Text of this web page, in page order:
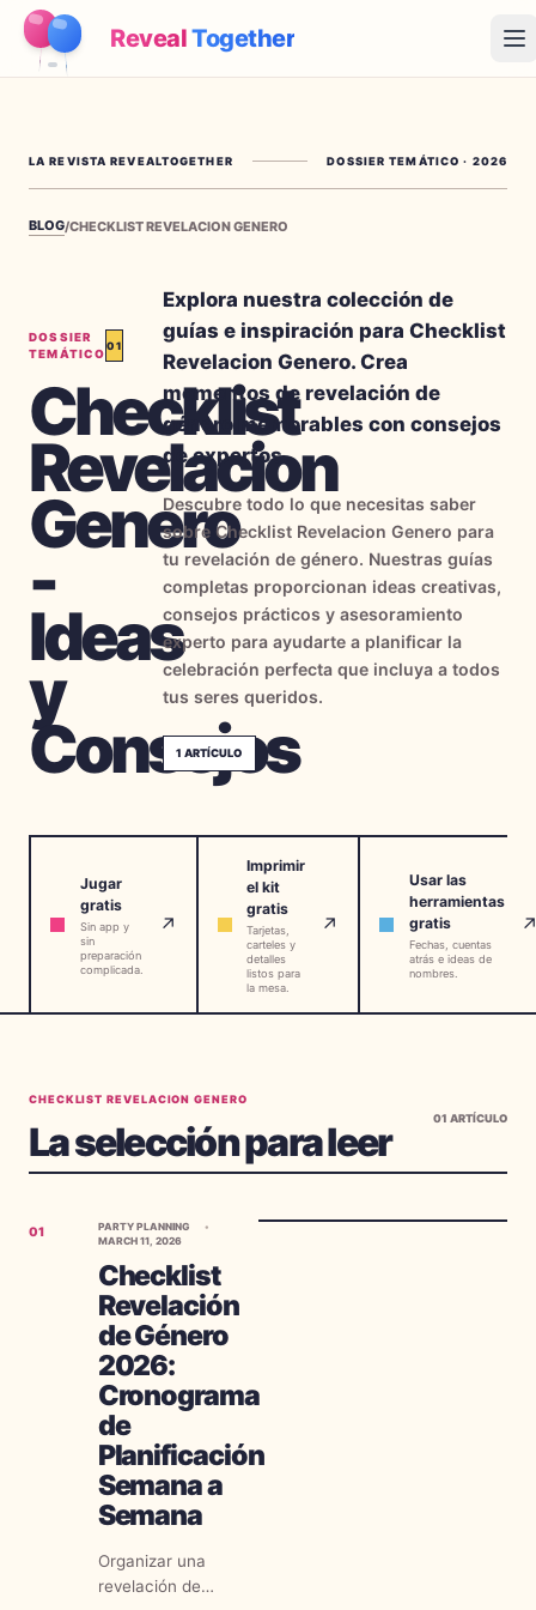
RevealTogether
Demo
Juegos
Precios
Planear la fiesta
Juegos, imprimibles e ideas prácticas gratis
Kit imprimible gratis
Herramientas Gratis
Temas
Iniciar Sesión
🇫🇷 🇪🇸ES
LA REVISTA REVEALTOGETHER DOSSIER TEMÁTICO · 2026
BLOG/CHECKLIST REVELACION GENERO
DOSSIER
TEMÁTICO
01
Checklist
Revelacion
Genero
-
Ideas
y
Consejos
Explora nuestra colección de
guías e inspiración para Checklist
Revelacion Genero. Crea
momentos de revelación de
género memorables con consejos
de expertos.
Descubre todo lo que necesitas saber
sobre Checklist Revelacion Genero para
tu revelación de género. Nuestras guías
completas proporcionan ideas creativas,
consejos prácticos y asesoramiento
experto para ayudarte a planificar la
celebración perfecta que incluya a todos
tus seres queridos.
1 ARTÍCULO
Jugar
gratis
Sin app y
sin
preparación
complicada.
↗
Imprimir
el kit
gratis
Tarjetas,
carteles y
detalles
listos para
la mesa.
↗
Usar las
herramientas
gratis
Fechas, cuentas
atrás e ideas de
nombres.
CHECKLIST REVELACION GENERO
La selección para leer
01 ARTÍCULO
01
PARTY PLANNING
MARCH 11, 2026
Checklist
Revelación
de Género
2026:
Cronograma
de
Planificación
Semana a
Semana
Organizar una
revelación de